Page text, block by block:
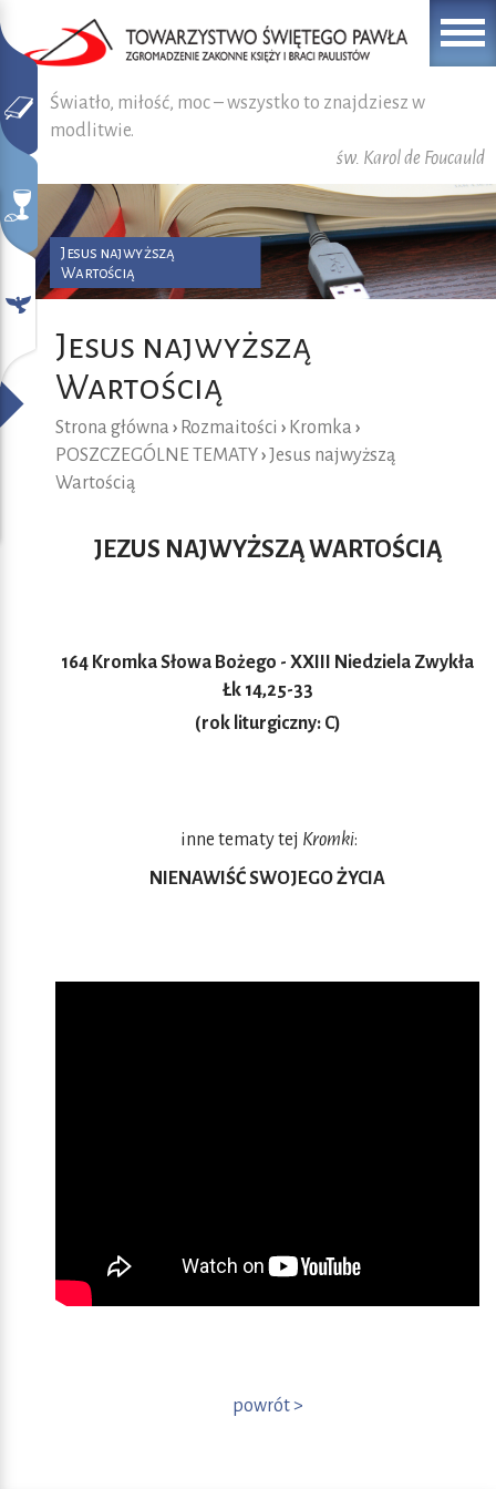
Światło, miłość, moc – wszystko to znajdziesz w
modlitwie.
św. Karol de Foucauld
Jesus najwyższą
Wartością
Jesus najwyższą
Wartością
Strona główna › Rozmaitości › Kromka ›
POSZCZEGÓLNE TEMATY›Jesus najwyższą
Wartością
JEZUS NAJWYŻSZĄ WARTOŚCIĄ
164 Kromka Słowa Bożego - XXIII Niedziela Zwykła
Łk 14,25-33
(rok liturgiczny: C)
inne tematy tej Kromki:
NIENAWIŚĆ SWOJEGO ŻYCIA
powrót >